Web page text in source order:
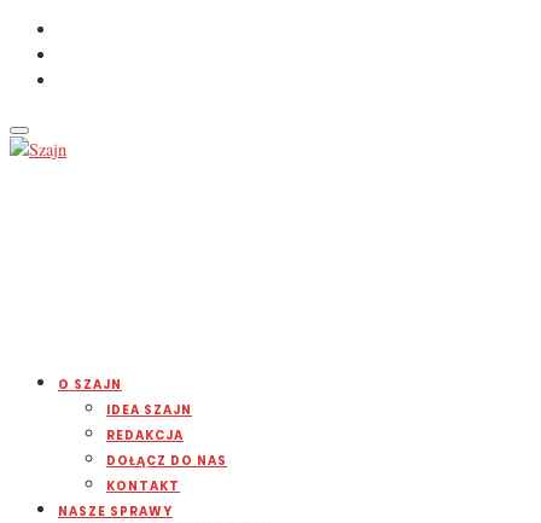
O SZAJN
IDEA SZAJN
REDAKCJA
DOŁĄCZ DO NAS
KONTAKT
NASZE SPRAWY